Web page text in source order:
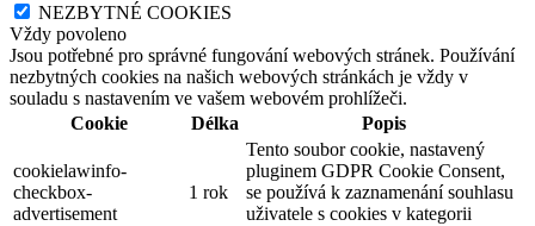
NEZBYTNÉ COOKIES
Vždy povoleno
Jsou potřebné pro správné fungování webových stránek. Používání
nezbytných cookies na našich webových stránkách je vždy v
souladu s nastavením ve vašem webovém prohlížeči.
Cookie
Délka Popis
cookielawinfo-
checkbox-
advertisement
1 rok
Tento soubor cookie, nastavený
pluginem GDPR Cookie Consent,
se používá k zaznamenání souhlasu
uživatele s cookies v kategorii